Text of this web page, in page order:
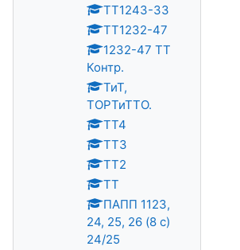
TT1243-33
ТТ1232-47
1232-47 ТТ
Контр.
ТиТ,
ТОРТиТТО.
ТТ4
ТТ3
ТТ2
ТТ
ПАПП 1123,
24, 25, 26 (8 с)
24/25